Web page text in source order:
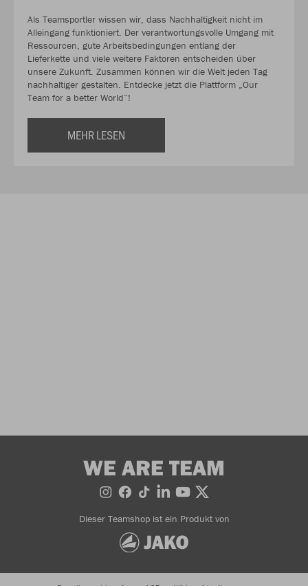
Als Teamsportler wissen wir, dass Nachhaltigkeit nicht im
Alleingang funktioniert. Der verantwortungsvolle Umgang mit
Ressourcen, gute Arbeitsbedingungen entlang der
Lieferkette und viele weitere Faktoren entscheiden über
unsere Zukunft. Zusammen können wir die Welt jeden Tag
nachhaltiger gestalten. Entdecke jetzt die Plattform „Our
Team for a better World“!
MEHR LESEN
WE ARE TEAM
Dieser Teamshop ist ein Produkt von